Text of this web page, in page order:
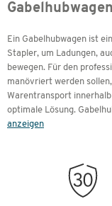
Gabelhubwagen
Ein Gabelhubwagen ist
Stapler, um Ladungen,
bewegen. Für den
manövriert werden
Warentransport
optimale Lösung.
anzeigen